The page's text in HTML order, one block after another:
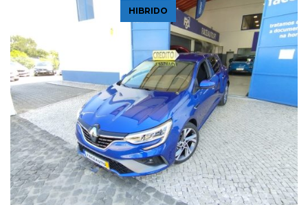
HIBRIDO